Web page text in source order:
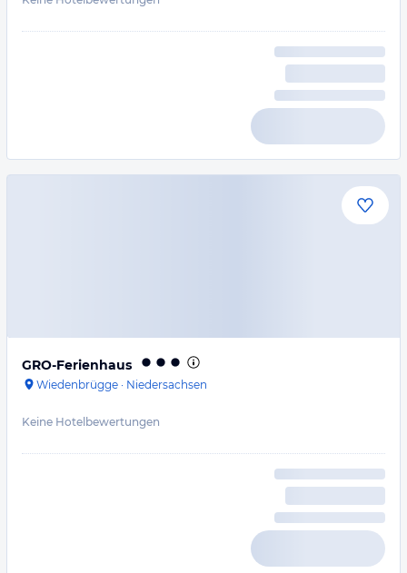
GRO-Ferienhaus
Wiedenbrügge · Niedersachsen
Keine Hotelbewertungen